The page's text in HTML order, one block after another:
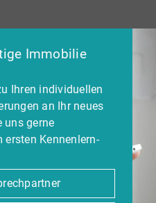
Immobilie
Ihren individuellen
an Ihr neues
uns gerne
Kennenlern-